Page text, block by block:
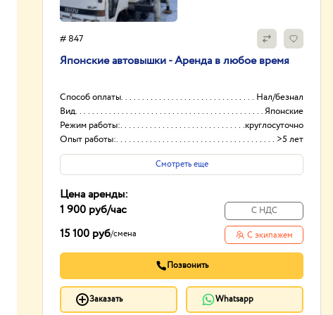
# 847
Японские автовышки - Аренда в любое время
Способ оплаты
Нал/безнал
Вид
Японские
Режим работы:
круглосуточно
Опыт работы:
>5 лет
Смотреть еще
Цена аренды:
1 900 руб/час
15 100 руб/смена
С НДС
С экипажем
Позвонить
Заказать Whatsapp